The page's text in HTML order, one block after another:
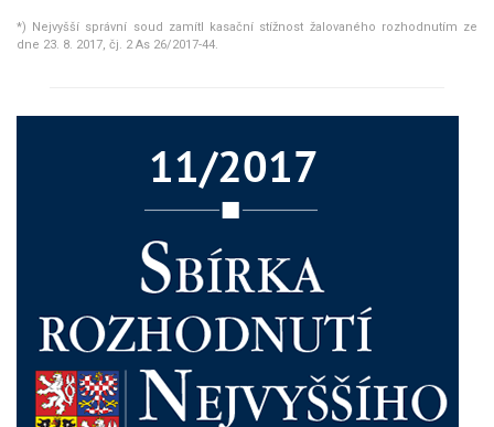
*) Nejvyšší správní soud zamítl kasační stížnost žalovaného rozhodnutím ze
dne 23. 8. 2017, čj. 2 As 26/2017-44.